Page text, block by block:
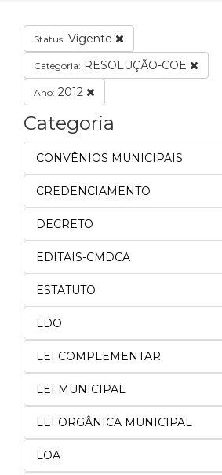
Status: Vigente
Categoria: RESOLUÇÃO-COE
Ano: 2012
Categoria
CONVÊNIOS MUNICIPAIS
CREDENCIAMENTO
DECRETO
EDITAIS-CMDCA
ESTATUTO
LDO
LEI COMPLEMENTAR
LEI MUNICIPAL
LEI ORGÂNICA MUNICIPAL
LOA